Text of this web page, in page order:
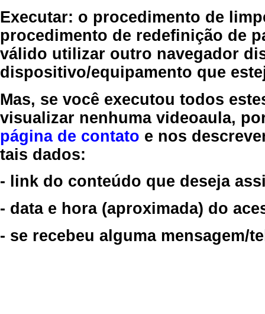
Executar: o procedimento de
procedimento de redefinição de
válido utilizar outro navegador
dispositivo/equipamento que
Mas, se você executou todos
visualizar nenhuma videoaula,
página de contato e nos
tais dados:
- link do conteúdo que deseja
- data e hora (aproximada) do
- se recebeu alguma mensagem/